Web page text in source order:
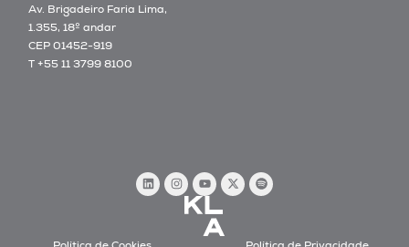
Av. Brigadeiro Faria Lima,
1.355, 18º andar
CEP 01452-919
T +55 11 3799 8100